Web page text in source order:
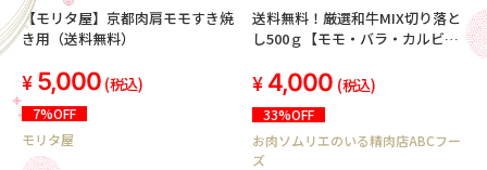
【モリタ屋】京都肉肩モモすき焼
き用（送料無料）
5,000 (税込)
7%OFF
モリタ屋
送料無料！厳選和牛MIX切り落と
し500ｇ【モモ・バラ・カルビ・
4,000 (税込)
33%OFF
お肉ソムリエのいる精肉店ABCフー
ズ